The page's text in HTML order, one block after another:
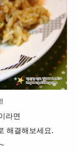
라면
해결해보세요.